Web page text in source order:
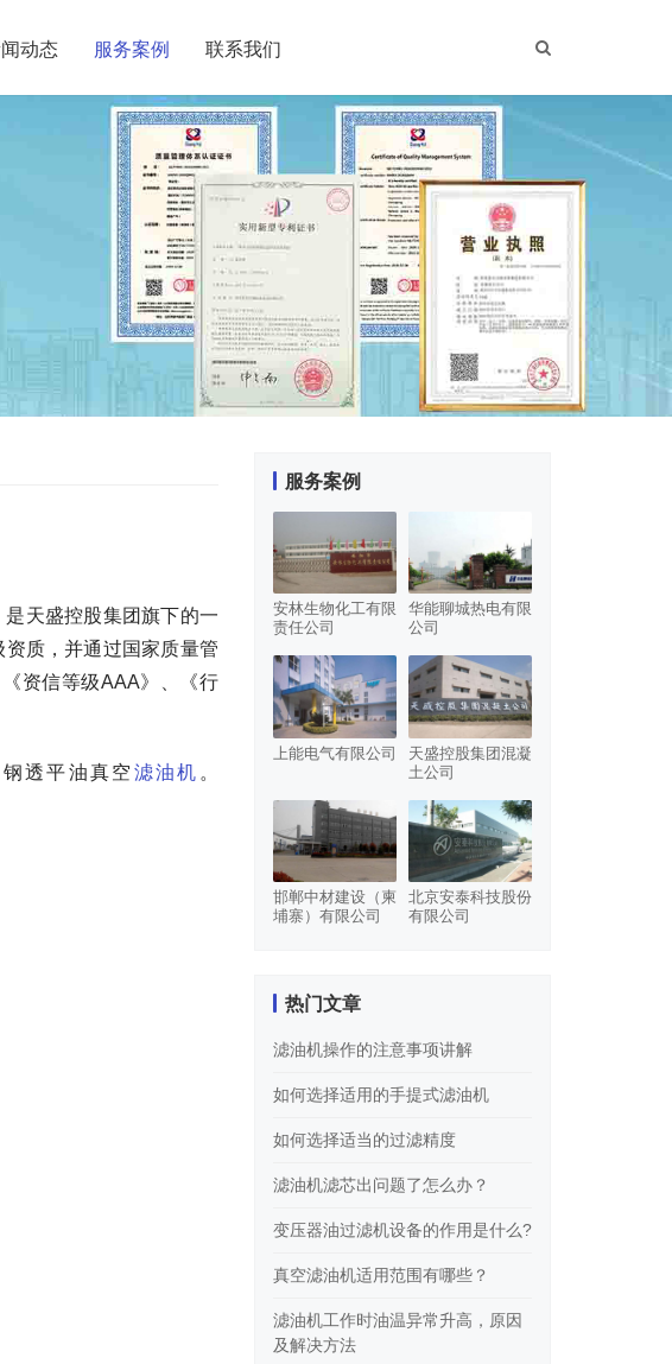
动态 服务案例 联系我们
天盛控股集团旗下的一
质，并通过国家质量管
资信等级AAA》、《行
透平油真空 滤油机 。
服务案例
安林生物化工有限
责任公司
华能聊城热电有限
公司
上能电气有限公司
天盛控股集团混凝
土公司
邯郸中材建设（柬
埔寨）有限公司
北京安泰科技股份
有限公司
热门文章
滤油机操作的注意事项讲解
如何选择适用的手提式滤油机
如何选择适当的过滤精度
滤油机滤芯出问题了怎么办？
变压器油过滤机设备的作用是什么?
真空滤油机适用范围有哪些？
滤油机工作时油温异常升高，原因
及解决方法